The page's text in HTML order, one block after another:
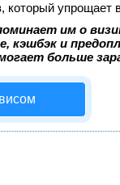
который упрощает
им о
кэшбэк и
больше